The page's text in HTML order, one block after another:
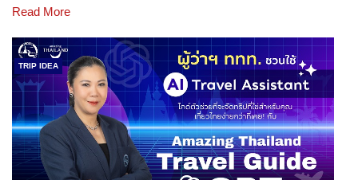
Read More
TRIP IDEA